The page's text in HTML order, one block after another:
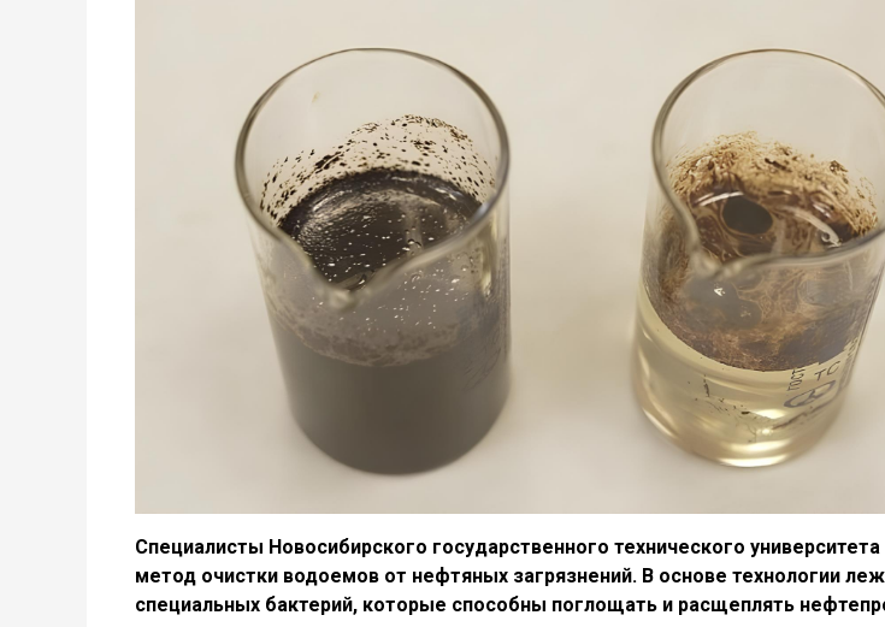
Специалисты Новосибирского государственного технического
метод очистки водоемов от нефтяных загрязнений. В основе технологии
специальных бактерий, которые способны поглощать и расщеплять